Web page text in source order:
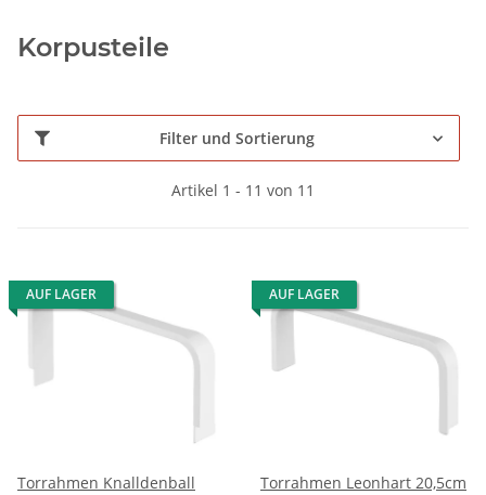
Korpusteile
Filter und Sortierung
Artikel 1 - 11 von 11
AUF LAGER
Torrahmen Knalldenball
AUF LAGER
Torrahmen Leonhart 20,5cm